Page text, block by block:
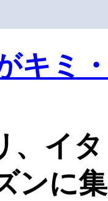
キミ
、イ
ンに